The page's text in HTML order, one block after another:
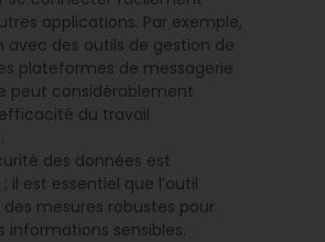
applications. Par exemple,
avec des outils de gestion de
plateformes de messagerie
peut considérablement
du travail
.
des données est
il est essentiel que l’outil
mesures robustes pour
informations sensibles.